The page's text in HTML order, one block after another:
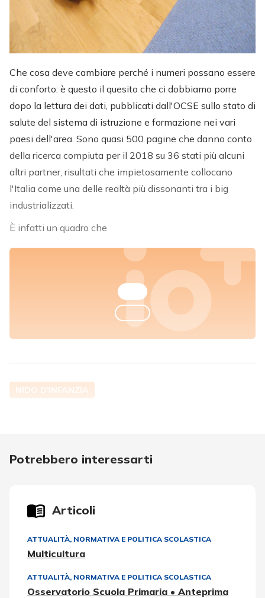
Che cosa deve cambiare perché i numeri possano essere
di conforto: è questo il quesito che ci dobbiamo porre
dopo la lettura dei dati, pubblicati dall'OCSE sullo stato di
salute del sistema di istruzione e formazione nei vari
paesi dell'area. Sono quasi 500 pagine che danno conto
della ricerca compiuta per il 2018 su 36 stati più alcuni
altri partner, risultati che impietosamente collocano
l'Italia come una delle realtà più dissonanti tra i big
industrializzati.
È infatti un quadro che
NIDO D'INFANZIA
Potrebbero interessarti
Articoli
ATTUALITÀ, NORMATIVA E POLITICA SCOLASTICA
Multicultura
ATTUALITÀ, NORMATIVA E POLITICA SCOLASTICA
Osservatorio Scuola Primaria • Anteprima